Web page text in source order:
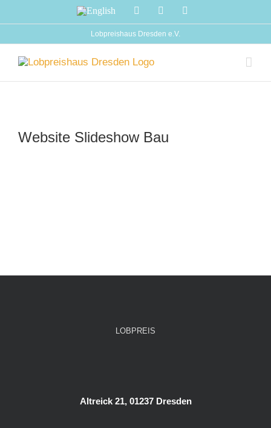
English FacebookInstagram
Lobpreishaus Dresden e.V.
Website Slideshow Bau
LOBPREIS
Altreick 21, 01237 Dresden